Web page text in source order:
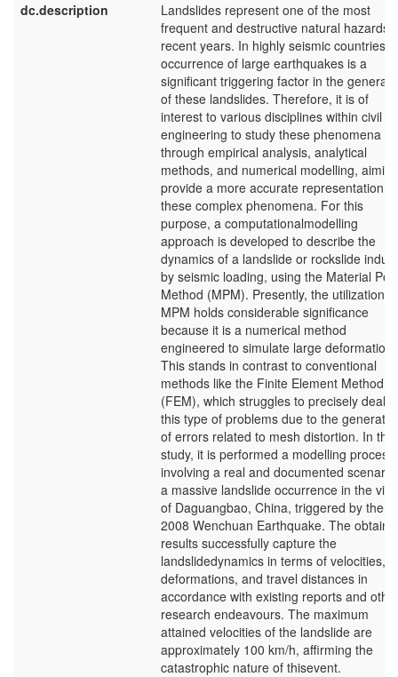
dc.description
Landslides represent one of the most
frequent and destructive natural hazards
recent years. In highly seismic countries,
occurrence of large earthquakes is a
significant triggering factor in the
of these landslides. Therefore, it is of
interest to various disciplines within civil
engineering to study these phenomena
through empirical analysis, analytical
methods, and numerical modelling,
provide a more accurate representation of
these complex phenomena. For this
purpose, a computationalmodelling
approach is developed to describe the
dynamics of a landslide or rockslide
by seismic loading, using the Material
Method (MPM). Presently, the utilization of
MPM holds considerable significance
because it is a numerical method
engineered to simulate large
This stands in contrast to conventional
methods like the Finite Element Method
(FEM), which struggles to precisely deal
this type of problems due to the
of errors related to mesh distortion. In this
study, it is performed a modelling process
involving a real and documented
a massive landslide occurrence in the
of Daguangbao, China, triggered by the
2008 Wenchuan Earthquake. The
results successfully capture the
landslidedynamics in terms of velocities,
deformations, and travel distances in
accordance with existing reports and
research endeavours. The maximum
attained velocities of the landslide are
approximately 100 km/h, affirming the
catastrophic nature of thisevent.